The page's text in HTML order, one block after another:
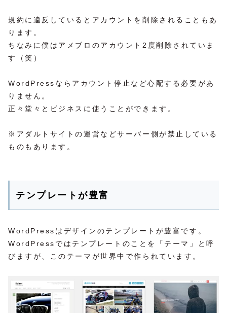
規約に違反しているとアカウントを削除されることもあ
ります。
ちなみに僕はアメブロのアカウント2度削除されていま
す（笑）
WordPressならアカウント停止など心配する必要があ
りません。
正々堂々とビジネスに使うことができます。
※アダルトサイトの運営などサーバー側が禁止している
ものもあります。
テンプレートが豊富
WordPressはデザインのテンプレートが豊富です。
WordPressではテンプレートのことを「テーマ」と呼
びますが、このテーマが世界中で作られています。